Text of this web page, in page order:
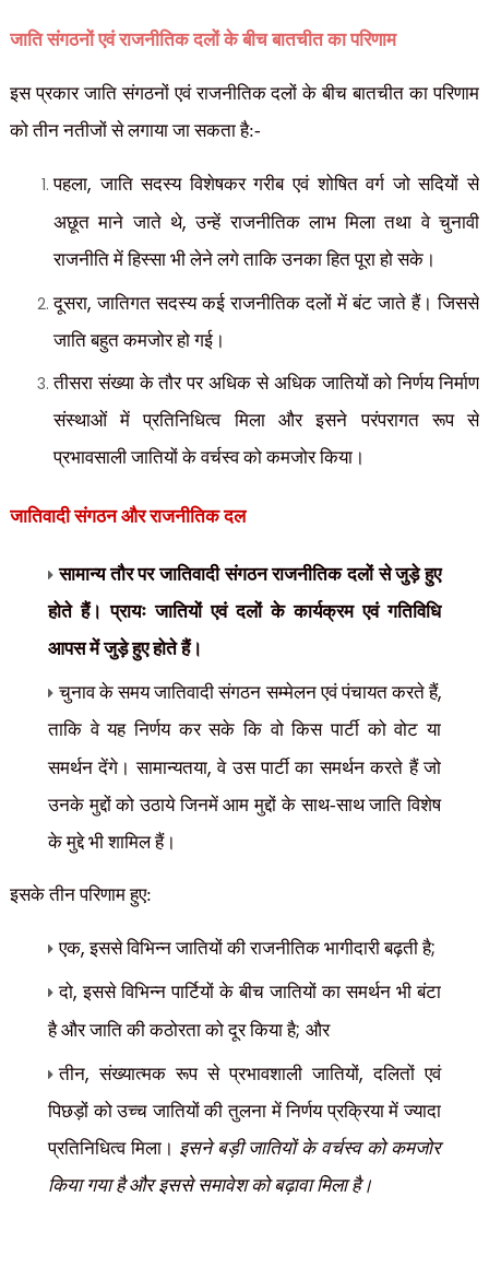
जाति संगठनों एवं राजनीतिक दलों के बीच बातचीत का परिणाम
इस प्रकार जाति संगठनों एवं राजनीतिक दलों के बीच बातचीत का परिणाम
को तीन नतीजों से लगाया जा सकता है:-
पहला,जाति सदस्य विशेषकर गरीब एवं शोषित वर्ग जो सदियों से
अछूत माने जाते थे,उन्हें राजनीतिक लाभ मिला तथा वे चुनावी
राजनीति में हिस्सा भी लेने लगे ताकि उनका हित पूरा हो सके।
दूसरा,जातिगत सदस्य कई राजनीतिक दलों में बंट जाते हैं। जिससे
जाति बहुत कमजोर हो गई।
तीसरा संख्या के तौर पर अधिक से अधिक जातियों को निर्णय निर्माण
संस्थाओं में प्रतिनिधित्व मिला और इसने परंपरागत रूप से
प्रभावसाली जातियों के वर्चस्व को कमजोर किया।
जातिवादी संगठन और राजनीतिक दल
सामान्य तौर पर जातिवादी संगठन राजनीतिक दलों से जुड़े हुए
होते हैं। प्रायः जातियों एवं दलों के कार्यक्रम एवं गतिविधि
आपस में जुड़े हुए होते हैं।
चुनाव के समय जातिवादी संगठन सम्मेलन एवं पंचायत करते हैं,
ताकि वे यह निर्णय कर सके कि वो किस पार्टी को वोट या
समर्थन देंगे। सामान्यतया,वे उस पार्टी का समर्थन करते हैं जो
उनके मुद्दों को उठाये जिनमें आम मुद्दों के साथ-साथ जाति विशेष
के मुद्दे भी शामिल हैं।
इसके तीन परिणाम हुए:
एक,इससे विभिन्न जातियों की राजनीतिक भागीदारी बढ़ती है;
दो,इससे विभिन्न पार्टियों के बीच जातियों का समर्थन भी बंटा
है और जाति की कठोरता को दूर किया है; और
तीन,संख्यात्मक रूप से प्रभावशाली जातियों,दलितों एवं
पिछड़ों को उच्च जातियों की तुलना में निर्णय प्रक्रिया में ज्यादा
प्रतिनिधित्व मिला। इसने बड़ी जातियों के वर्चस्व को कमजोर
किया गया है और इससे समावेश को बढ़ावा मिला है।